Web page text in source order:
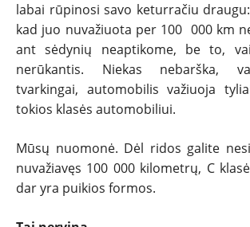
labai rūpinosi savo keturračiu
kad juo nuvažiuota per 100 000 km
ant sėdynių neaptikome, be to,
nerūkantis. Niekas nebarška,
tvarkingai, automobilis važiuoja
tokios klasės automobiliui.
Mūsų nuomonė. Dėl ridos galite
nuvažiavęs 100 000 kilometrų, C
dar yra puikios formos.